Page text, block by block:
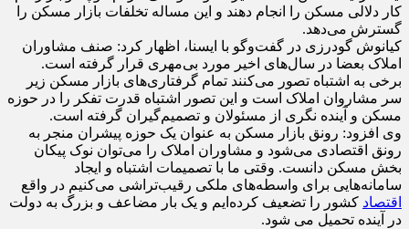
کار دلالی مسکن را انجام دهند و این مساله تخلفات بازار مسکن را
گسترش می‌دهد.
کیانوش گودرزی در گفت‌وگو با ایسنا، اظهار کرد: صنف مشاوران
املاک بعضا در سال‌های اخیر مورد بی‌مهری قرار گرفته است.
برخی به اشتباه تصور می‌کنند تمام گرفتاری‌های بازار مسکن زیر
سر مشاروان املاک است و این تصور اشتباه قدرت تفکر را در حوزه
مسکن و آینده نگری از مسئولان و تصمیم‌گیران گرفته است.
وی افزود: رونق بازار مسکن به عنوان یک حوزه پیشران منجر به
رونق اقتصادی می‌شود و مشاوران املاک را می‌توان نوک پیکان
بخش مسکن دانست. وقتی ما با تصمیمات اشتباه و ایجاد
سامانه‌هایی برای واسطه‌های ملکی رقیب‌تراشی می‌کنیم در واقع
اقتصاد کشور را تضعیف کرده‌ایم و یک بار مضاعف و بزرگ به دولت
در آینده تحمیل می شود.